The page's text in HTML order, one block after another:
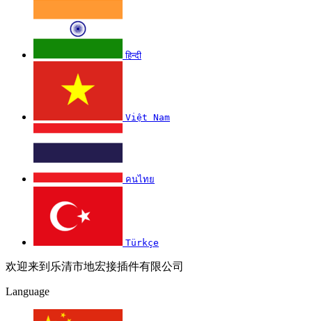
हिन्दी
Việt Nam
คนไทย
Türkçe
欢迎来到乐清市地宏接插件有限公司
Language